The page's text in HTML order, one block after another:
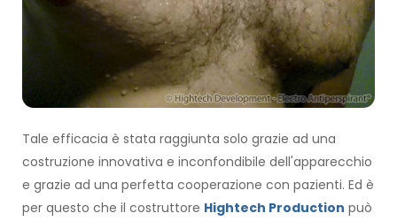
Tale efficacia è stata raggiunta solo grazie ad una
costruzione innovativa e inconfondibile dell'apparecchio
e grazie ad una perfetta cooperazione con pazienti. Ed è
per questo che il costruttore Hightech Production può